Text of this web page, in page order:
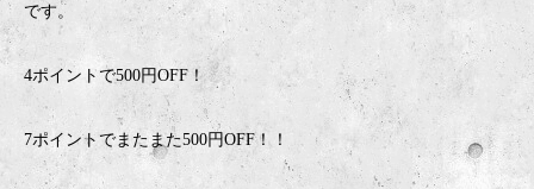
です。
4ポイントで500円OFF！
7ポイントでまたまた500円OFF！！